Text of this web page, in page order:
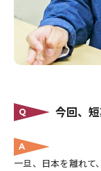
Q 今回、
A
一旦、日本を離れて